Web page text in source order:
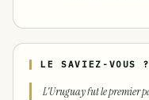
LE SAVIEZ-VOUS ?
L'Uruguay fut le premier